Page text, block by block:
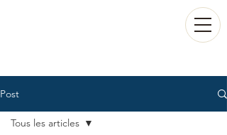
Post
Tous les articles